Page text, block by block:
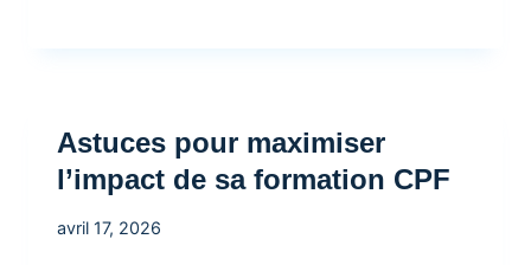
Astuces pour maximiser
l’impact de sa formation CPF
avril 17, 2026